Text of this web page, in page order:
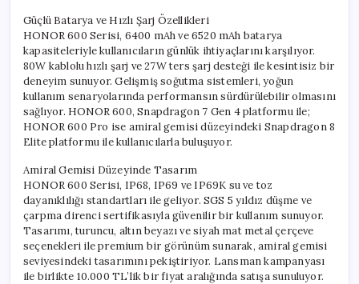
Güçlü Batarya ve Hızlı Şarj Özellikleri
HONOR 600 Serisi, 6400 mAh ve 6520 mAh batarya
kapasiteleriyle kullanıcıların günlük ihtiyaçlarını karşılıyor.
80W kablolu hızlı şarj ve 27W ters şarj desteği ile kesintisiz bir
deneyim sunuyor. Gelişmiş soğutma sistemleri, yoğun
kullanım senaryolarında performansın sürdürülebilir olmasını
sağlıyor. HONOR 600, Snapdragon 7 Gen 4 platformu ile;
HONOR 600 Pro ise amiral gemisi düzeyindeki Snapdragon 8
Elite platformu ile kullanıcılarla buluşuyor.
Amiral Gemisi Düzeyinde Tasarım
HONOR 600 Serisi, IP68, IP69 ve IP69K su ve toz
dayanıklılığı standartları ile geliyor. SGS 5 yıldız düşme ve
çarpma direnci sertifikasıyla güvenilir bir kullanım sunuyor.
Tasarımı, turuncu, altın beyazı ve siyah mat metal çerçeve
seçenekleri ile premium bir görünüm sunarak, amiral gemisi
seviyesindeki tasarımını pekiştiriyor. Lansman kampanyası
ile birlikte 10.000 TL’lik bir fiyat aralığında satışa sunuluyor.